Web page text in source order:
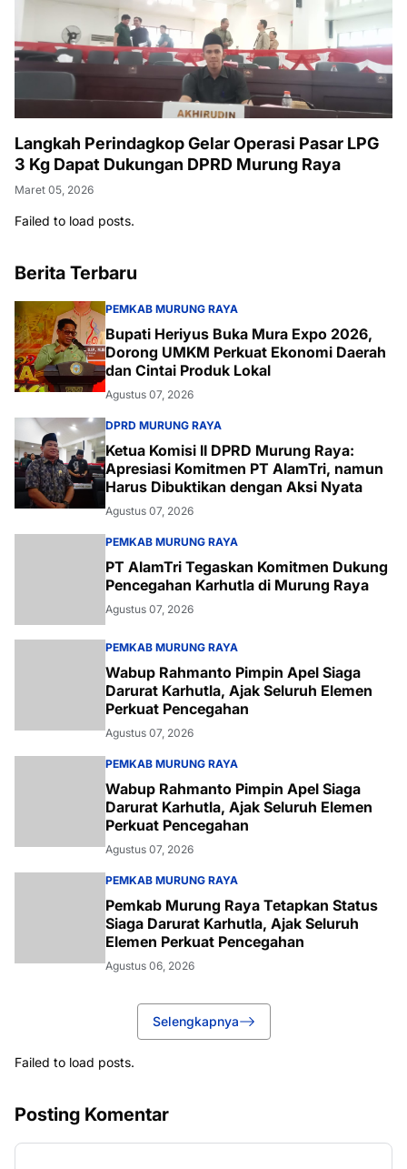
Langkah Perindagkop Gelar Operasi Pasar LPG
3 Kg Dapat Dukungan DPRD Murung Raya
Maret 05, 2026
Failed to load posts.
Berita Terbaru
PEMKAB MURUNG RAYA
Bupati Heriyus Buka Mura Expo 2026,
Dorong UMKM Perkuat Ekonomi Daerah
dan Cintai Produk Lokal
Agustus 07, 2026
DPRD MURUNG RAYA
Ketua Komisi II DPRD Murung Raya:
Apresiasi Komitmen PT AlamTri, namun
Harus Dibuktikan dengan Aksi Nyata
Agustus 07, 2026
PEMKAB MURUNG RAYA
PT AlamTri Tegaskan Komitmen Dukung
Pencegahan Karhutla di Murung Raya
Agustus 07, 2026
PEMKAB MURUNG RAYA
Wabup Rahmanto Pimpin Apel Siaga
Darurat Karhutla, Ajak Seluruh Elemen
Perkuat Pencegahan
Agustus 07, 2026
PEMKAB MURUNG RAYA
Wabup Rahmanto Pimpin Apel Siaga
Darurat Karhutla, Ajak Seluruh Elemen
Perkuat Pencegahan
Agustus 07, 2026
PEMKAB MURUNG RAYA
Pemkab Murung Raya Tetapkan Status
Siaga Darurat Karhutla, Ajak Seluruh
Elemen Perkuat Pencegahan
Agustus 06, 2026
Selengkapnya
Failed to load posts.
Posting Komentar